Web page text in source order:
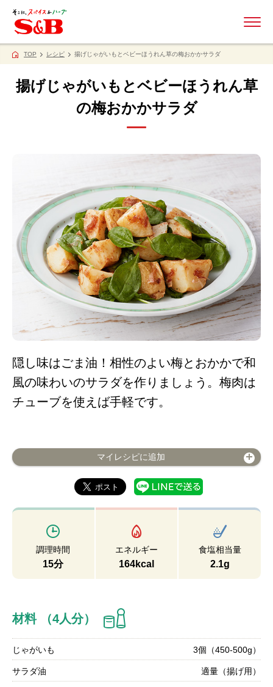
TOP レシピ 揚げじゃがいもとベビーほうれん草の梅おかかサラダ
揚げじゃがいもとベビーほうれん草
の梅おかかサラダ
隠し味はごま油！相性のよい梅とおかかで和
風の味わいのサラダを作りましょう。梅肉は
チューブを使えば手軽です。
マイレシピに追加
調理時間
15分
エネルギー
164kcal
食塩相当量
2.1g
材料 （4人分）
じゃがいも 3個（450-500g）
サラダ油 適量（揚げ用）